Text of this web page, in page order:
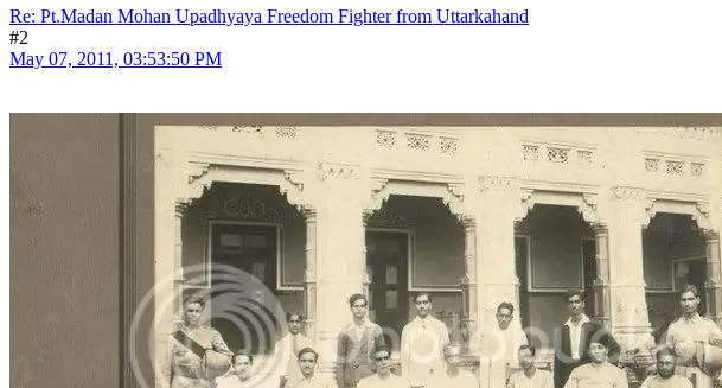
Re: Pt.Madan Mohan Upadhyaya Freedom Fighter from Uttarkahand
#2
May 07, 2011, 03:53:50 PM